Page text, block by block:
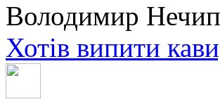
Володимир
Хотів випити